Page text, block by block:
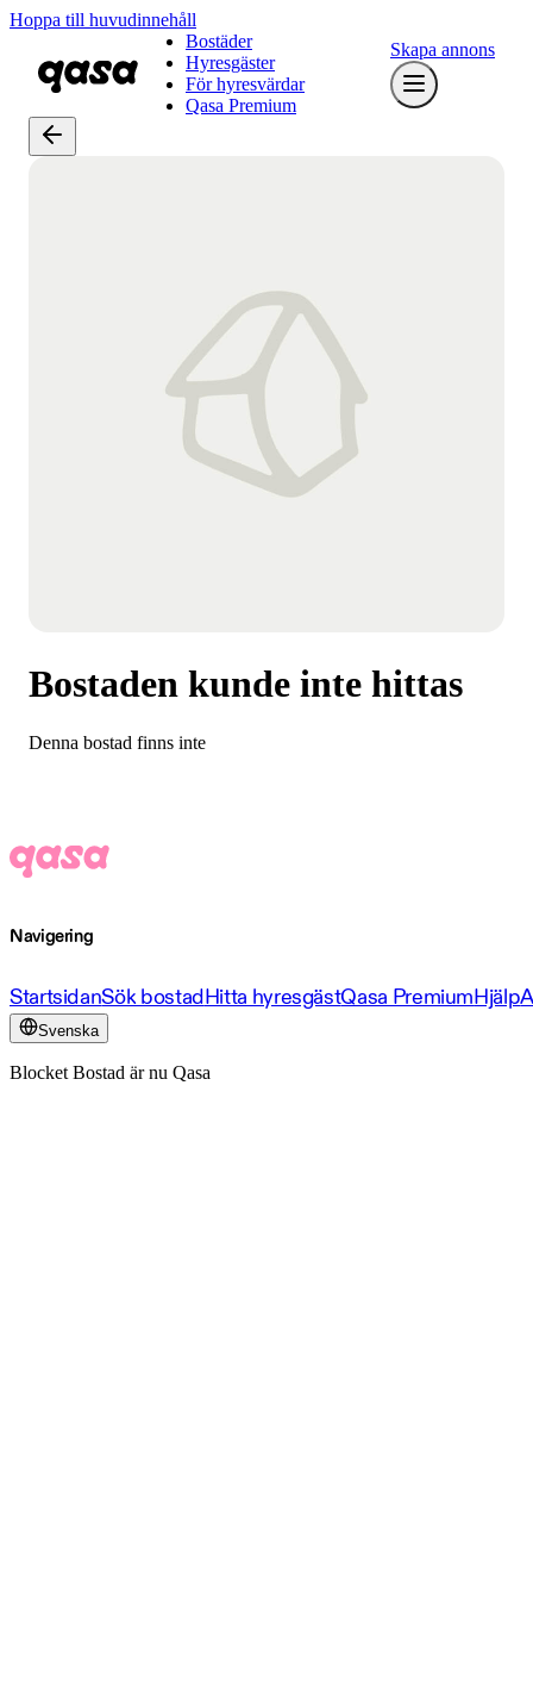
Hoppa till huvudinnehåll
Bostäder
Hyresgäster
För hyresvärdar
Qasa Premium
Skapa annons
Bostaden kunde inte hittas
Denna bostad finns inte
Navigering
StartsidanSök bostadHitta hyresgästQasa PremiumHjälp
Svenska
Blocket Bostad är nu Qasa